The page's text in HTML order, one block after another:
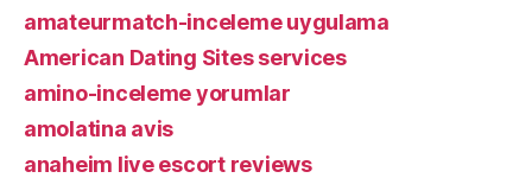
amateurmatch-inceleme uygulama
American Dating Sites services
amino-inceleme yorumlar
amolatina avis
anaheim live escort reviews